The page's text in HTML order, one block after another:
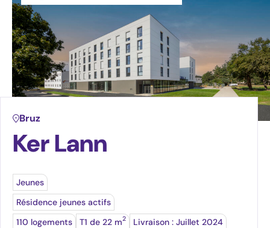
Nos engagements
Leader du Logement Santé
Nos réalisations
Éclairages
Ressources
Travailler au sein du groupe
Bruz
Ker Lann
Jeunes
Résidence jeunes actifs
110 logements
T1 de 22 m2
Livraison : Juillet 2024